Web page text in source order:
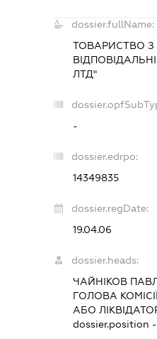
dossier.fullName:
ТОВАРИСТВО
ЛТД"
-
dossier.edrpo:
14349835
dossier.regDate:
19.04.06
dossier.heads:
ЧАЙНІКОВ
ГОЛОВА
АБО
dossier.position -